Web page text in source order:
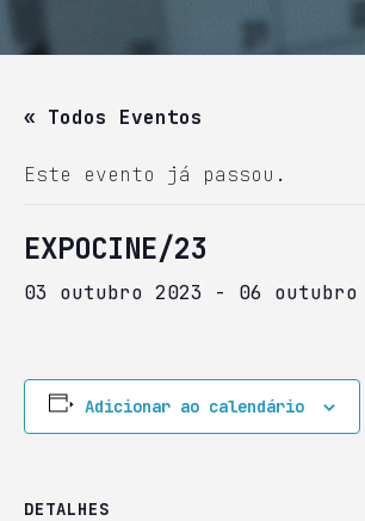
« Todos Eventos
Este evento já passou.
EXPOCINE/23
03 outubro 2023 - 06 outubro
Adicionar ao calendário
DETALHES